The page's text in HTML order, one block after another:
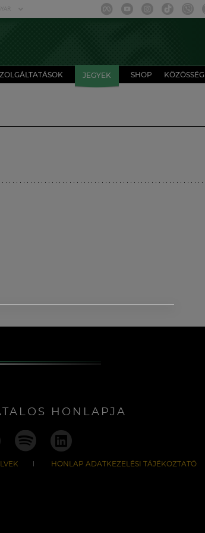
JEGYEK SHOP KÖZÖSSÉG
HONLAPJA
HONLAP ADATKEZELÉSI TÁJÉKOZTATÓ